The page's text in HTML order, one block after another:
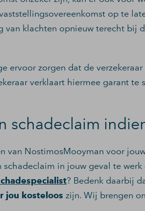
op te
van klachten opnieuw terecht bij
ervoor zorgen dat de verzekeraar
verklaart hiermee garant te
schadeclaim
van NostimosMooyman voor
in jouw geval te werk
? Bedenk daarbij
jou kosteloos zijn. Wij brengen